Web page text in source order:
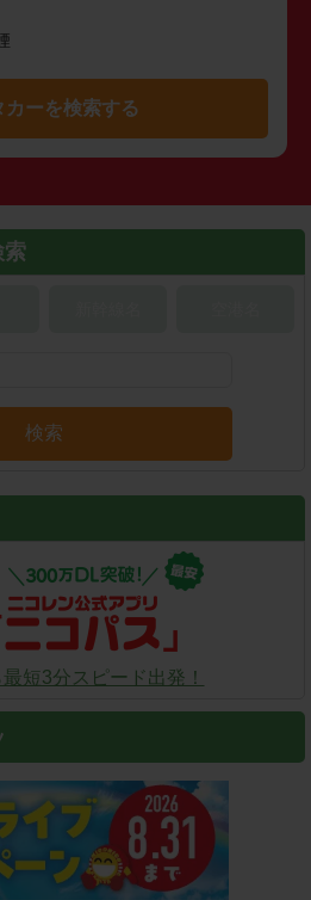
カーを検索する
索
検索
短3分スピード出発！